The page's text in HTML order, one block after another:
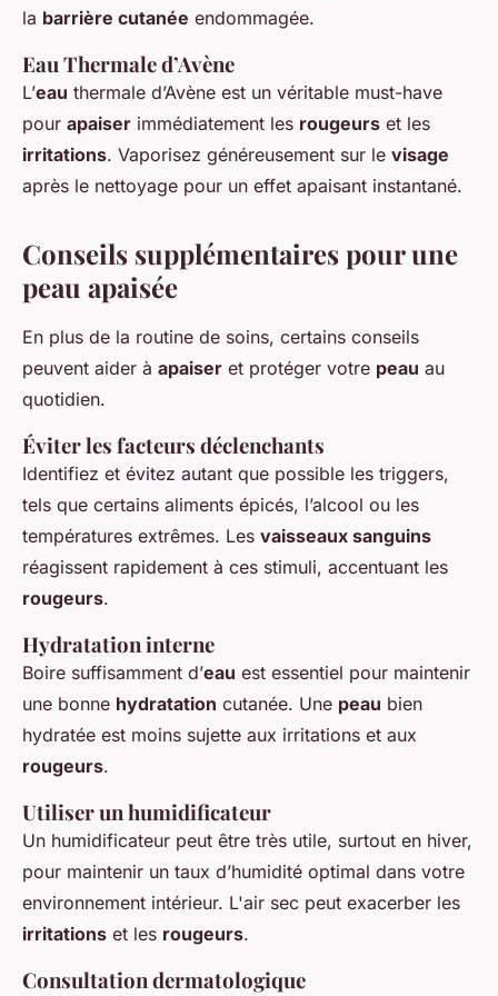
la barrière cutanée endommagée.
Eau Thermale d’Avène
L’eau thermale d’Avène est un véritable must-have
pour apaiser immédiatement les rougeurs et les
irritations. Vaporisez généreusement sur le visage
après le nettoyage pour un effet apaisant instantané.
Conseils supplémentaires pour une
peau apaisée
En plus de la routine de soins, certains conseils
peuvent aider à apaiser et protéger votre peau au
quotidien.
Éviter les facteurs déclenchants
Identifiez et évitez autant que possible les triggers,
tels que certains aliments épicés, l’alcool ou les
températures extrêmes. Les vaisseaux sanguins
réagissent rapidement à ces stimuli, accentuant les
rougeurs.
Hydratation interne
Boire suffisamment d’eau est essentiel pour maintenir
une bonne hydratation cutanée. Une peau bien
hydratée est moins sujette aux irritations et aux
rougeurs.
Utiliser un humidificateur
Un humidificateur peut être très utile, surtout en hiver,
pour maintenir un taux d’humidité optimal dans votre
environnement intérieur. L'air sec peut exacerber les
irritations et les rougeurs.
Consultation dermatologique